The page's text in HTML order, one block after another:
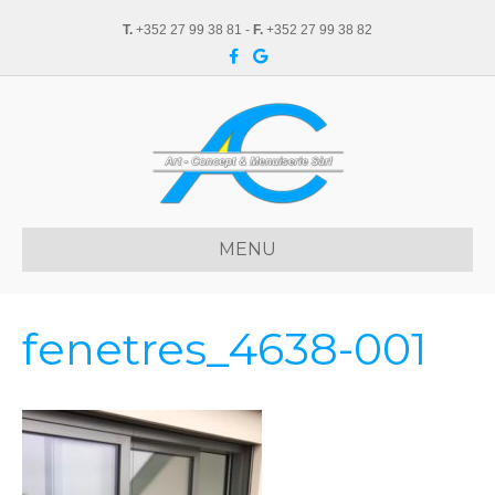
T. +352 27 99 38 81 - F. +352 27 99 38 82
c
o
o
k
G
o
l
e
MENU
fenetres_4638-001